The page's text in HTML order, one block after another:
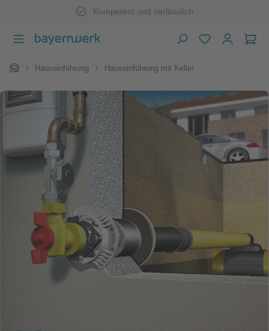
Zum Hauptinhalt springenKompetent und verlässlich
HomeHauseinführung Hauseinführung mit Keller
Bildergalerie überspringen